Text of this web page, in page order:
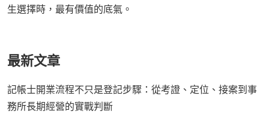
生選擇時，最有價值的底氣。
最新文章
記帳士開業流程不只是登記步驟：從考證、定位、接案到事
務所長期經營的實戰判斷